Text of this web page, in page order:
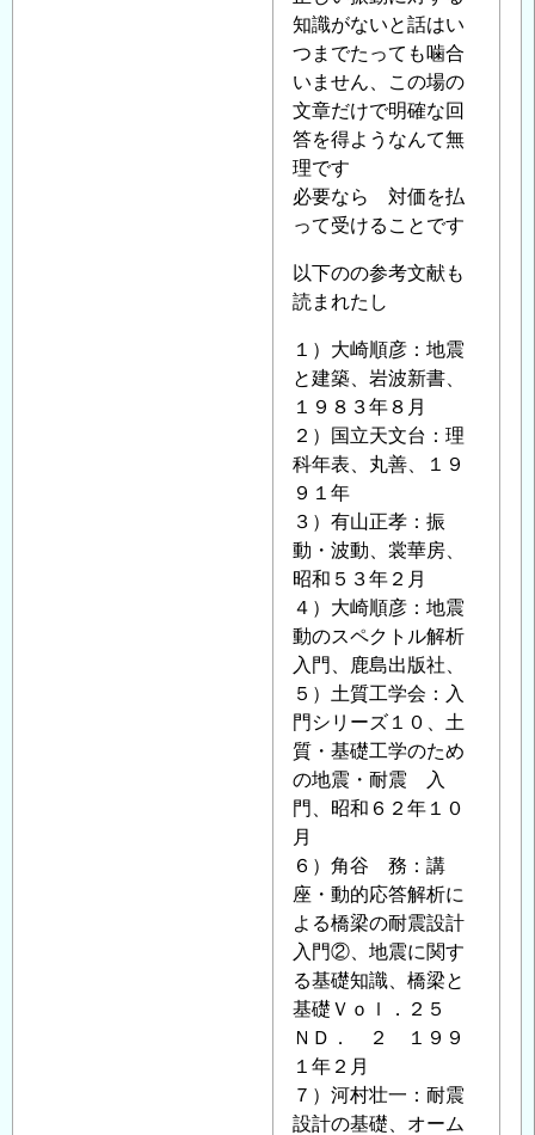
い
て 」
へ
の
返
信
に
よ
る
「Re:
耐
震
設
計
の
地
盤
の
評
価
に
つ
い
て
へ
の
返
信
知識がないと話はい
つまでたっても噛合
いません、この場の
文章だけで明確な回
答を得ようなんて無
理です
必要なら 対価を払
って受けることです
以下のの参考文献も
読まれたし
１）大崎順彦：地震
と建築、岩波新書、
１９８３年８月
２）国立天文台：理
科年表、丸善、１９
９１年
３）有山正孝：振
動・波動、裳華房、
昭和５３年２月
４）大崎順彦：地震
動のスペクトル解析
入門、鹿島出版社、
５）土質工学会：入
門シリーズ１０、土
質・基礎工学のため
の地震・耐震 入
門、昭和６２年１０
月
６）角谷 務：講
座・動的応答解析に
よる橋梁の耐震設計
入門②、地震に関す
る基礎知識、橋梁と
基礎Ｖｏｌ．２５
ＮＤ． ２ １９９
１年２月
７）河村壮一：耐震
設計の基礎、オーム